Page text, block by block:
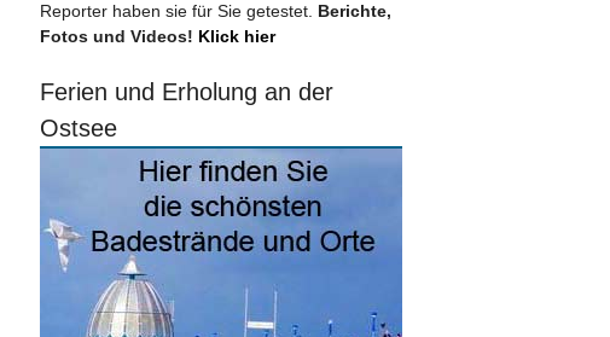
Reporter haben sie für Sie getestet. Berichte,
Fotos und Videos! Klick hier
Ferien und Erholung an der
Ostsee